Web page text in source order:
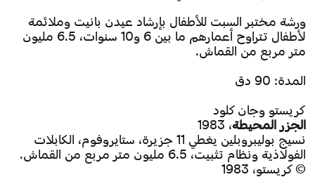
ورشة مختبر السبت للأطفال بإرشاد عيدن بانيت وملائمة
لأطفال تتراوح أعمارهم ما بين 6 و10 سنوات، 6.5 مليون
متر مربع من القماش.
المدة: 90 دق
كريستو وجان كلود
الجزر المحيطة، 1983
نسيج بوليبروبلين يغطي 11 جزيرة، ستايروفوم، الكابلات
الفولاذية ونظام تثبيت، 6.5 مليون متر مربع من القماش.
© كريستو، 1983